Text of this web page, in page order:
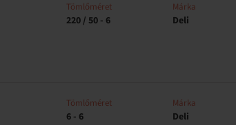
Tömlőméret
220 / 50 - 6
Márka
Deli
Tömlőméret
6 - 6
Márka
Deli